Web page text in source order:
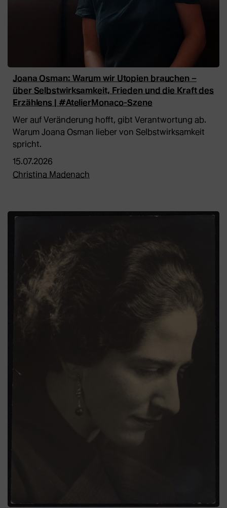
Joana Osman: Warum wir Utopien brauchen –
über Selbstwirksamkeit, Frieden und die Kraft des
Erzählens | #AtelierMonaco-Szene
Wer auf Veränderung hofft, gibt Verantwortung ab.
Warum Joana Osman lieber von Selbstwirksamkeit
spricht.
15.07.2026
Christina Madenach